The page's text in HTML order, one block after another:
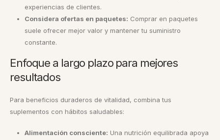
experiencias de clientes.
Considera ofertas en paquetes: Comprar en paquetes
suele ofrecer mejor valor y mantener tu suministro
constante.
Enfoque a largo plazo para mejores
resultados
Para beneficios duraderos de vitalidad, combina tus
suplementos con hábitos saludables:
Alimentación consciente: Una nutrición equilibrada apoya